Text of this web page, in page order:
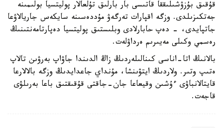
قۇقىق بۇزۋشىلىققا قاتىسى بار بارلىق تۇلعالار پوليتسيا بولىمىنە
جەتكىزىلدى. وزگە اقپارات تەرگەۋ مۇددەسىنە سايكەس جاريالاۋعا
جاتپايدى، - دەپ حابارلادى وبلىستىق پوليتسيا دەپارتامەنتىنىڭ
رەسمي وكىلى مەيىرىم ەرداۋلەت.
بالانىڭ اتا-اناسى كىنالىلەردىڭ زاڭ الدىندا جاۋاپ بەرۋىن تالاپ
ەتىپ وتىر. ولاردىڭ ايتۋىنشا، مۇنداي جاعدايدىڭ وزگە بالالارعا
قايتالانباۋى ءۇشىن وقيعاعا جان-جاقتى قۇقىقتىق باعا بەرىلۋى
قاجەت.